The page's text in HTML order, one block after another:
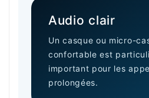
Audio clair
Un casque ou micro-
confortable est
important pour les
prolongées.